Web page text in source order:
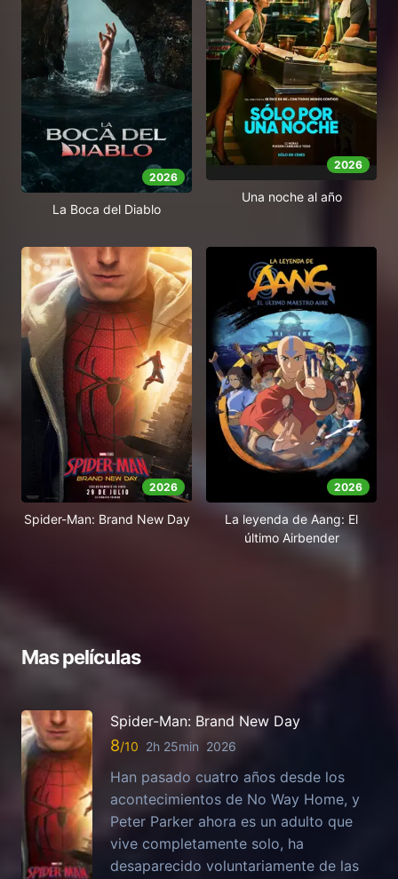
2026
La Boca del Diablo
2026
Una noche al año
2026
Spider-Man: Brand New Day
2026
La leyenda de Aang: El
último Airbender
Mas películas
Spider-Man: Brand New Day
8 2h 25min 2026
Han pasado cuatro años desde los
acontecimientos de No Way Home, y
Peter Parker ahora es un adulto que
vive completamente solo, ha
desaparecido voluntariamente de las